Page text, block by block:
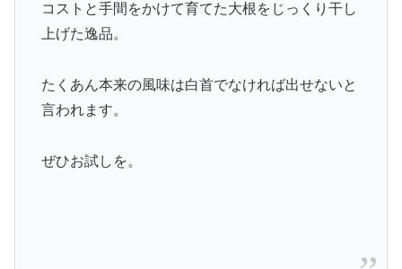
コストと手間をかけて育てた大根をじっくり干し
上げた逸品。
たくあん本来の風味は白首でなければ出せないと
言われます。
ぜひお試しを。